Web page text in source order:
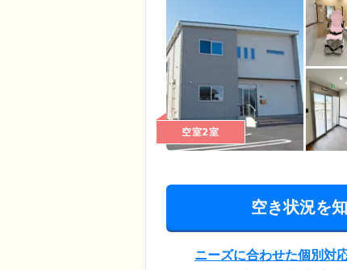
空室2室
空き状況を
ニーズに合わせた個別対